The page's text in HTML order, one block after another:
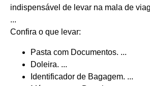
indispensável de levar na mala de
...
Confira o que levar:
Pasta com Documentos. ...
Doleira. ...
Identificador de Bagagem. ...